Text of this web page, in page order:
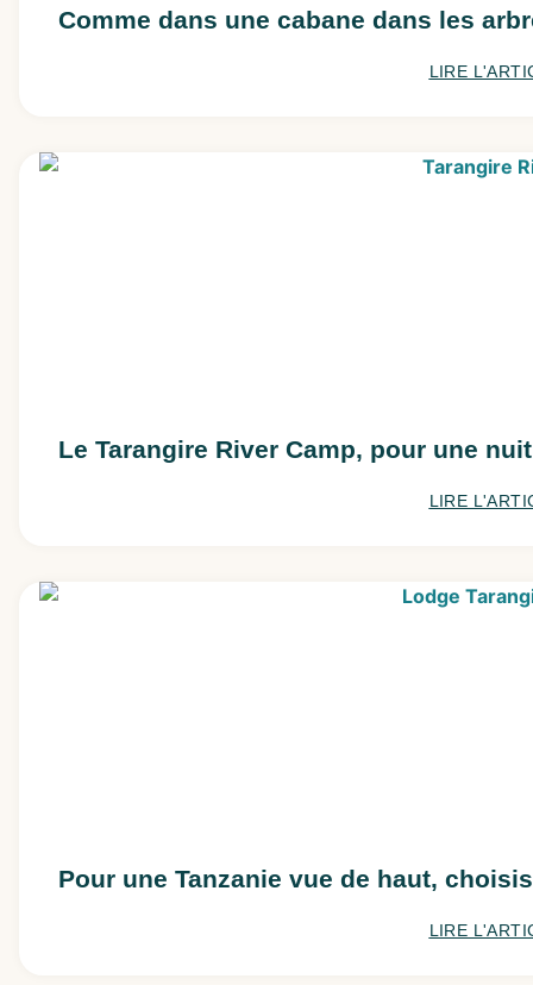
Comme dans une cabane dans les
LIRE
Le Tarangire River Camp, pour une
LIRE
Pour une Tanzanie vue de haut,
LIRE